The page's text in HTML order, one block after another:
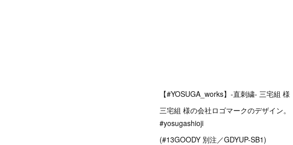
【#YOSUGA_works】-直刺繍- 三宅組 様
三宅組 様の会社ロゴマークのデザイン
#yosugashioji
(#13GOODY 別注／GDYUP-SB1)